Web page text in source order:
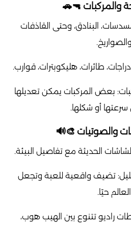
البنادق، وحتى القاذفات
والصواريخ.
طائرات، هليكوبترات، قوارب.
بعض المركبات يمكن تعديلها
أو شكلها.
الحديثة مع تفاصيل البيئة.
تضيف واقعية للعبة وتجعل
العالم حيًا.
راديو تتنوع بين الهيب هوب،